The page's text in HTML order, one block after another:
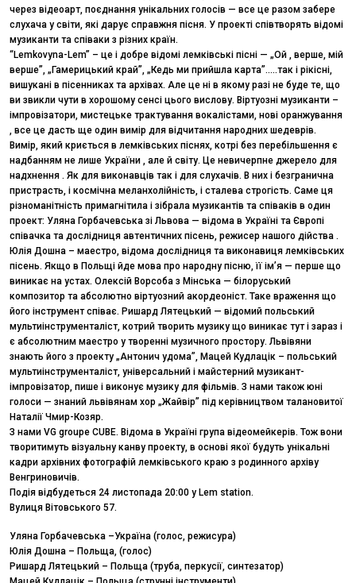
через відеоарт, поєднання унікальних голосів — все це разом забере
слухача у світи, які дарує справжня пісня. У проекті співтворять відомі
музиканти та співаки з різних країн.
“Lemkovyna-Lem” – це і добре відомі лемківські пісні — „Ой , верше, мій
верше”, „Гамерицький край”, „Кедь ми прийшла карта”…..так і рікісні,
вишукані в пісенниках та архівах. Але це ні в якому разі не буде те, що
ви звикли чути в хорошому сенсі цього вислову. Віртуозні музиканти –
імпровізатори, мистецьке трактування вокалістами, нові оранжування
, все це дасть ще один вимір для відчитання народних шедеврів.
Вимір, який криється в лемківських піснях, котрі без перебільшення є
надбанням не лише України , але й світу. Це невичерпне джерело для
надхнення . Як для виконавців так і для слухачів. В них і безгранична
пристрасть, і космічна меланхолійність, і сталева строгість. Саме ця
різноманітність примагнітила і зібрала музикантів та співаків в один
проект: Уляна Горбачевська зі Львова — відома в Україні та Європі
співачка та дослідниця автентичних пісень, режисер нашого дійства .
Юлія Дошна – маестро, відома дослідниця та виконавиця лемківських
пісень. Якщо в Польщі йде мова про народну пісню, її ім’я — перше що
виникає на устах. Олексій Ворсоба з Мінська — білоруський
композитор та абсолютно віртуозний акордеоніст. Таке враження що
його інструмент співає. Ришард Лятецький — відомий польський
мультиінструменталіст, котрий творить музику що виникає тут і зараз і
є абсолютним маестро у творенні музичного простору. Львівяни
знають його з проекту „Антонич удома”, Мацей Кудлацік – польський
мультиінструменталіст, універсальний і майстерний музикант-
імпровізатор, пише і виконує музику для фільмів. З нами також юні
голоси — знаний львівянам хор „Жайвір” під керівництвом талановитої
Наталії Чмир-Козяр.
З нами VG groupe CUBE. Відома в Україні група відеомейкерів. Тож вони
творитимуть візуальну канву проекту, в основі якої будуть унікальні
кадри архівних фотографій лемківського краю з родинного архіву
Венгриновичів.
Подія відбудеться 24 листопада 20:00 у Lem station.
Вулиця Вітовського 57.
Уляна Горбачевська –Україна (голос, режисура)
Юлія Дошна – Польща, (голос)
Ришард Лятецький – Польща (труба, перкусії, синтезатор)